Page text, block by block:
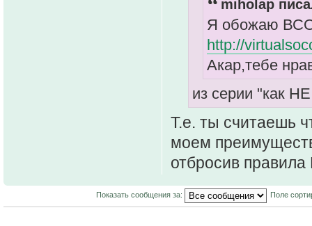
miholap
Я обожаю
http://
Акар,тебе
из серии "как
Т.е. ты считаешь
моем
отбросив
Показать сообщения за: Поле